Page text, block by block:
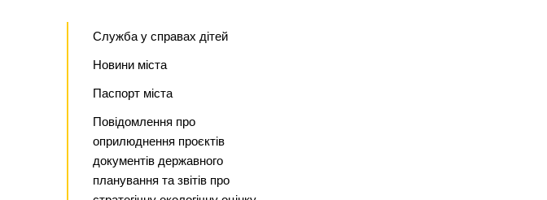
Служба у справах дітей
Новини міста
Паспорт міста
Повідомлення про
оприлюднення проєктів
документів державного
планування та звітів про